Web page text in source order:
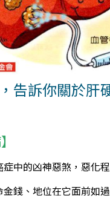
告訴你關於肝
中的凶神惡煞，惡化
錢、地位在它面前如